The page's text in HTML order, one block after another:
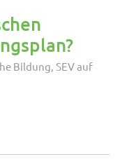
Bildung SEV auf